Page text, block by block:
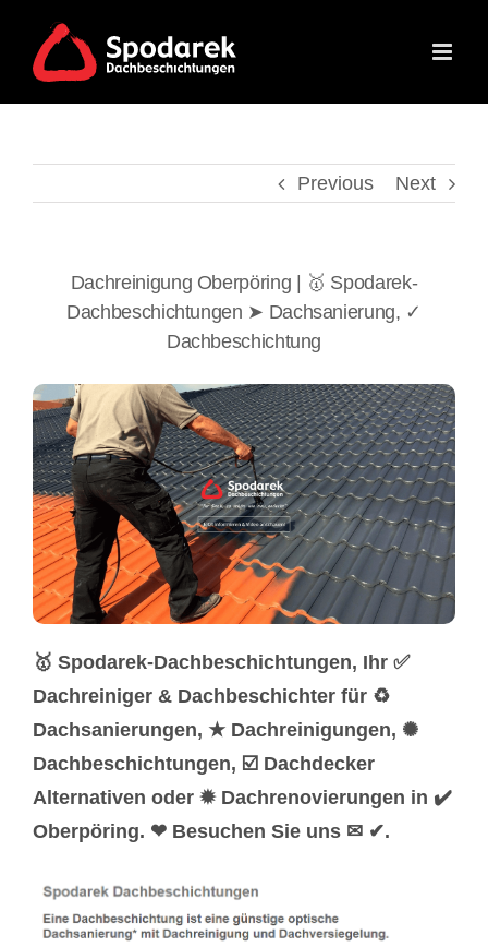
content
Previous Next
Dachreinigung Oberpöring | 🥇 Spodarek-
Dachbeschichtungen ➤ Dachsanierung, ✓
Dachbeschichtung
🥇 Spodarek-Dachbeschichtungen, Ihr ✅
Dachreiniger & Dachbeschichter für ♻
Dachsanierungen, ★ Dachreinigungen, ✺
Dachbeschichtungen, ☑️ Dachdecker
Alternativen oder ✹ Dachrenovierungen in ✔️
Oberpöring. ❤ Besuchen Sie uns ✉ ✔.